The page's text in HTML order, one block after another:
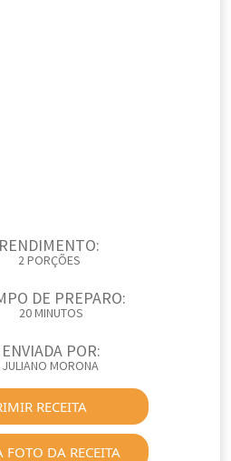
RENDIMENTO:
2 PORÇÕES
DE PREPARO:
20 MINUTOS
ENVIADA POR:
JULIANO MORONA
RECEITA
FOTO DA RECEITA